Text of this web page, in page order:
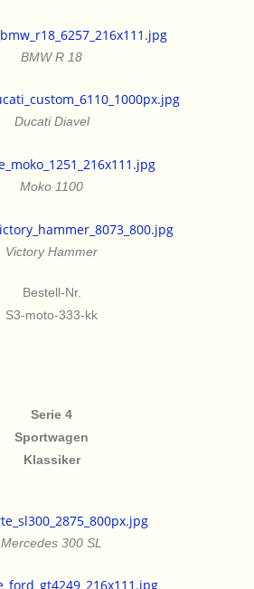
BMW R 18
Ducati Diavel
Moko 1100
Victory Hammer
Bestell-Nr.
S3-moto-333-kk
Serie 4
Sportwagen
Klassiker
Mercedes 300 SL